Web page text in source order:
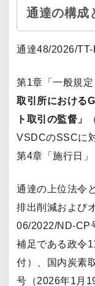
通達の構成
通達48/2026/TT-
第1章「一般規
取引所における
ト取引の監督」
VSDCのSSCに
第4章「施行日」
通達の上位法令
排出削減および
06/2022/ND-CP
補足である政令
付）、国内炭素
号（2026年1月